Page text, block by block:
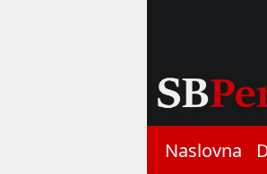
Naslovna